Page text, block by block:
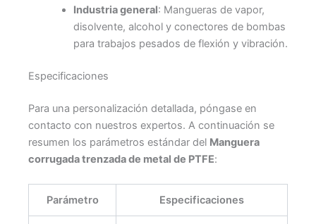
Industria general: Mangueras de vapor,
disolvente, alcohol y conectores de bombas
para trabajos pesados de flexión y vibración.
Especificaciones
Para una personalización detallada, póngase en
contacto con nuestros expertos. A continuación se
resumen los parámetros estándar del Manguera
corrugada trenzada de metal de PTFE:
Parámetro Especificaciones